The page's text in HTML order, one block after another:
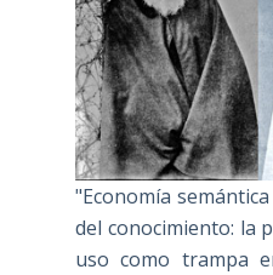
"Economía
del conocimiento: la
uso como trampa